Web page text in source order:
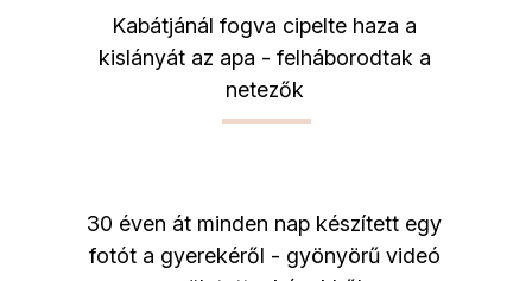
Kabátjánál fogva cipelte haza a
kislányát az apa - felháborodtak a
netezők
30 éven át minden nap készített egy
fotót a gyerekéről - gyönyörű videó